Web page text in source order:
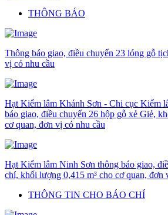
THÔNG BÁO
Thông báo giao, điều chuyển 23 lóng gỗ
vị có nhu cầu
Hạt Kiểm lâm Khánh Sơn - Chi cục Kiểm
báo giao, điều chuyển 26 hộp gỗ xẻ Giẻ,
cơ quan, đơn vị có nhu cầu
Hạt Kiểm lâm Ninh Sơn thông báo giao,
chí, khối lượng 0,415 m³ cho cơ quan, đơn
THÔNG TIN CHO BÁO CHÍ